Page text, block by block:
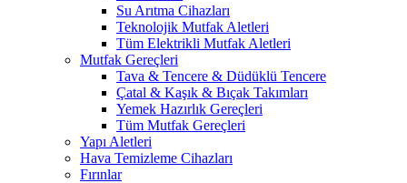
Su Arıtma Cihazları
Teknolojik Mutfak Aletleri
Tüm Elektrikli Mutfak Aletleri
Mutfak Gereçleri
Tava & Tencere & Düdüklü Tencere
Çatal & Kaşık & Bıçak Takımları
Yemek Hazırlık Gereçleri
Tüm Mutfak Gereçleri
Yapı Aletleri
Hava Temizleme Cihazları
Fırınlar